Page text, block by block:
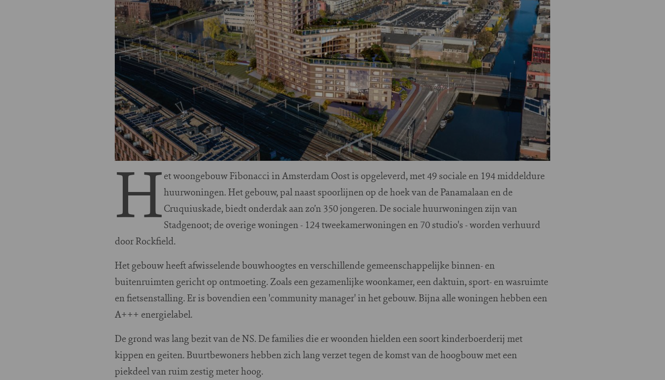
Het woongebouw Fibonacci in Amsterdam Oost is opgeleverd, met 49 sociale en 194 middeldure
huurwoningen. Het gebouw, pal naast spoorlijnen op de hoek van de Panamalaan en de
Cruquiuskade, biedt onderdak aan zo’n 350 jongeren. De sociale huurwoningen zijn van
Stadgenoot; de overige woningen - 124 tweekamerwoningen en 70 studio's - worden verhuurd
door Rockfield.
Het gebouw heeft afwisselende bouwhoogtes en verschillende gemeenschappelijke binnen- en
buitenruimten gericht op ontmoeting. Zoals een gezamenlijke woonkamer, een daktuin, sport- en wasruimte
en fietsenstalling. Er is bovendien een 'community manager' in het gebouw. Bijna alle woningen hebben een
A+++ energielabel.
De grond was lang bezit van de NS. De families die er woonden hielden een soort kinderboerderij met
kippen en geiten. Buurtbewoners hebben zich lang verzet tegen de komst van de hoogbouw met een
piekdeel van ruim zestig meter hoog.